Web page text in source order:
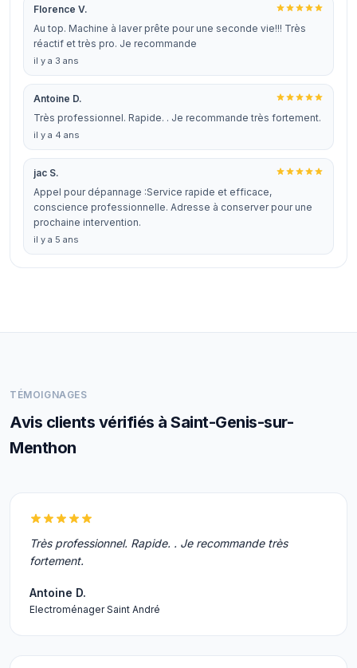
Florence V.
Au top. Machine à laver prête pour une seconde vie!!! Très
réactif et très pro. Je recommande
il y a 3 ans
Antoine D.
Très professionnel. Rapide. . Je recommande très fortement.
il y a 4 ans
jac S.
Appel pour dépannage :Service rapide et efficace,
conscience professionnelle. Adresse à conserver pour une
prochaine intervention.
il y a 5 ans
TÉMOIGNAGES
Avis clients vérifiés à Saint-Genis-sur-
Menthon
Très professionnel. Rapide. . Je recommande très
fortement.
Antoine D.
Electroménager Saint André